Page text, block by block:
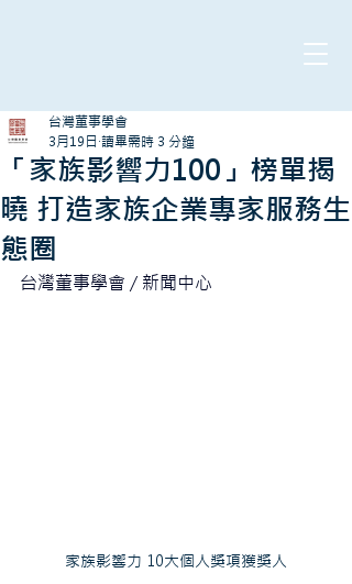
「家族影響力100」榜單揭
曉 打造家族企業專家服務生
態圈
台灣董事學會
3月19日 讀畢需時 3 分鐘
台灣董事學會 / 新聞中心
家族影響力 10大個人獎項獲獎人